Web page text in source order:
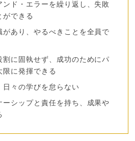
ド・エラーを繰り返し、失敗
ができる
があり、やるべきことを全員で
割に固執せず、成功のためにパ
限に発揮できる
日々の学びを怠らない
ーシップと責任を持ち、成果や